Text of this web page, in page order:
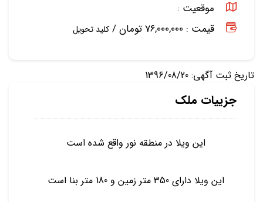
موقعیت :
قیمت : 76,000,000 تومان /
کلید تحویل
تاریخ ثبت آگهی: 1396/08/20
جزییات ملک
این ویلا در منطقه نور واقع شده است
این ویلا دارای 350 متر زمین و 180 متر بنا است